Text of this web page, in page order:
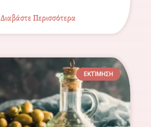
Διαβάστε Περισσότερα
ΕΚΤΊΜΗΣΗ